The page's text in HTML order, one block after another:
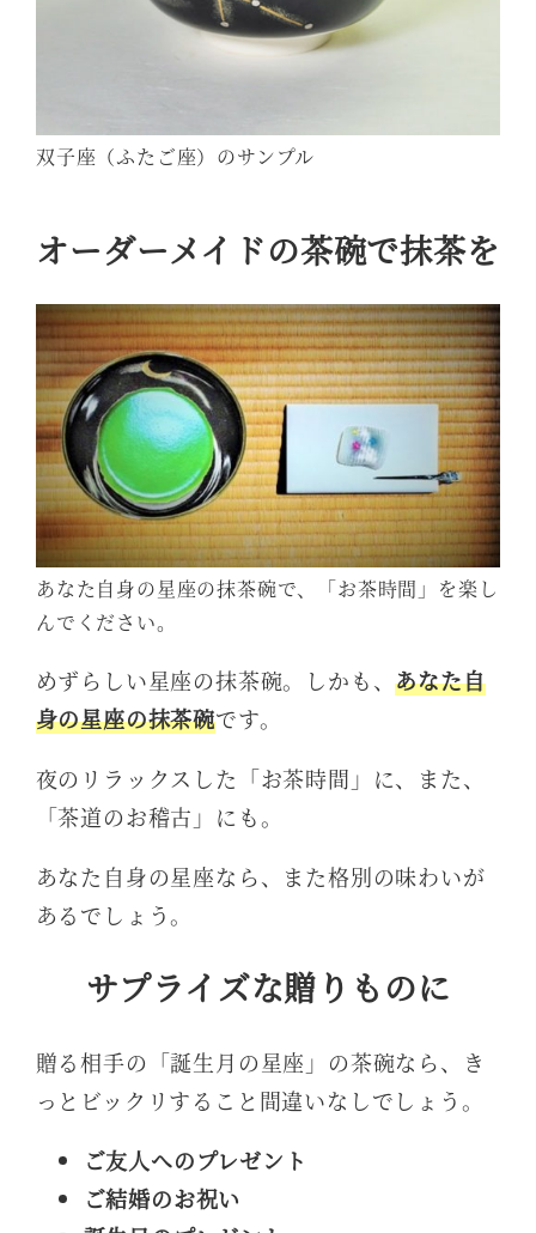
双子座（ふたご座）のサンプル
オーダーメイドの茶碗で抹茶を
あなた自身の星座の抹茶碗で、「お茶時間」を楽し
んでください。
めずらしい星座の抹茶碗。しかも、あなた自
身の星座の抹茶碗です。
夜のリラックスした「お茶時間」に、また、
「茶道のお稽古」にも。
あなた自身の星座なら、また格別の味わいが
あるでしょう。
サプライズな贈りものに
贈る相手の「誕生月の星座」の茶碗なら、き
っとビックリすること間違いなしでしょう。
ご友人へのプレゼント
ご結婚のお祝い